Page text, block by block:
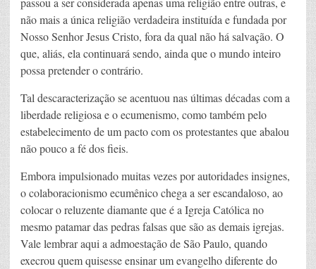
não mais a única religião verdadeira instituída e fundada por
Nosso Senhor Jesus Cristo, fora da qual não há salvação. O
que, aliás, ela continuará sendo, ainda que o mundo inteiro
possa pretender o contrário.
Tal descaracterização se acentuou nas últimas décadas com a
liberdade religiosa e o ecumenismo, como também pelo
estabelecimento de um pacto com os protestantes que abalou
não pouco a fé dos fieis.
Embora impulsionado muitas vezes por autoridades insignes,
o colaboracionismo ecumênico chega a ser escandaloso, ao
colocar o reluzente diamante que é a Igreja Católica no
mesmo patamar das pedras falsas que são as demais igrejas.
Vale lembrar aqui a admoestação de São Paulo, quando
execrou quem quisesse ensinar um evangelho diferente do